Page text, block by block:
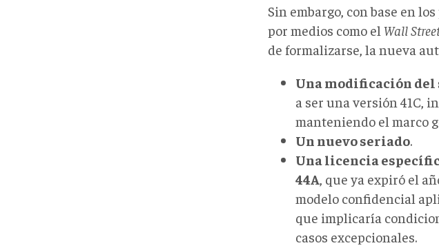
Sin embargo, con base en
por medios como el Wall
de formalizarse, la nueva
Una modificación del
a ser una versión 41C,
manteniendo el marco
Un nuevo seriado.
Una licencia
44A, que ya expiró el
modelo confidencial
que implicaría
casos excepcionales.